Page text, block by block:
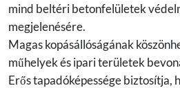
mind beltéri betonfelületek
megjelenésére.
Magas kopásállóságának
műhelyek és ipari területek
Erős tapadóképessége biztosítja,